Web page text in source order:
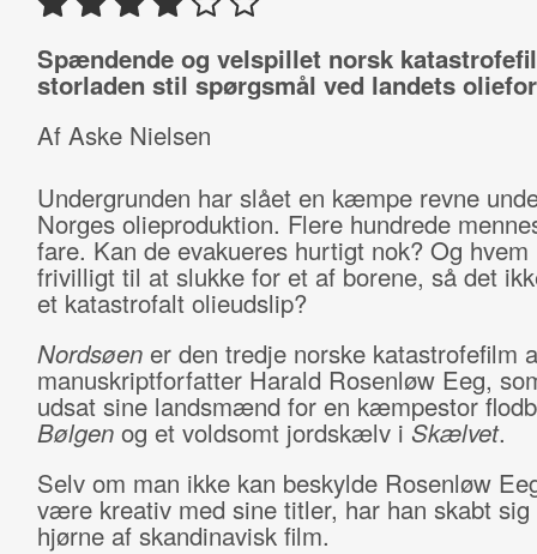
Spændende og velspillet norsk
storladen stil spørgsmål ved landets
Af Aske Nielsen
Undergrunden har slået en kæmpe revne
Norges olieproduktion. Flere hundrede
fare. Kan de evakueres hurtigt nok? Og
frivilligt til at slukke for et af borene, så det
et katastrofalt olieudslip?
Nordsøener den tredje norske katastrofefilm
manuskriptforfatter Harald Rosenløw Eeg,
udsat sine landsmænd for en kæmpestor
Bølgenog et voldsomt jordskælv i Skælvet.
Selv om man ikke kan beskylde Rosenløw
være kreativ med sine titler, har han skabt
hjørne af skandinavisk film.